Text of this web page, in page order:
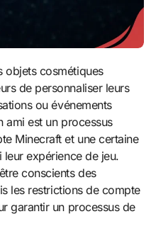
de personnaliser leurs
ou événements
ami est un processus
Minecraft et une certaine
leur expérience de jeu.
conscients des
les restrictions de compte
garantir un processus de